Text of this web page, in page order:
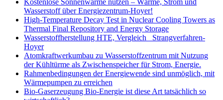
Kostenlose Sonnenwärme nutzen – Wärme, Strom und
Wasserstoff über Energiezentrum-Hoyer!
High-Temperature Decay Test in Nuclear Cooling Towers as
Thermal Final Repository and Energy Storage
Wasserstoffherstellung HTE, Vergleich Strangverfahren-
Hoyer
Atomkraftwerkumbau zu Wasserstoffzentrum mit Nutzung
der Kühltürme als Zwischenspeicher für Strom, Energie.
Rahmenbedingungen der Energiewende sind unmöglich, mit
Wärmepumpen zu erreichen
Bio-Gaserzeugung Bio-Energie ist diese Art tatsächlich so